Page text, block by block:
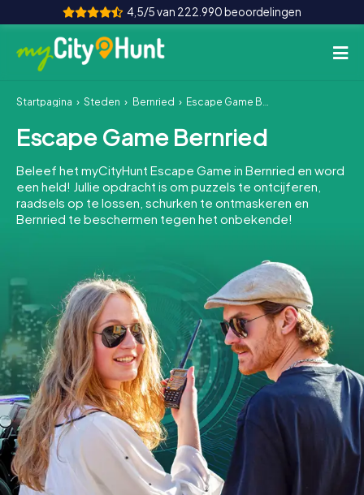
4,5/5 van 222.990 beoordelingen
Hoe het werkt
Steden
Tours
Teamevenement
INT AT CH
DE
ES
FR UK
IE
IT
NL
Boek tickets
Koop cadeaubonnen
Startpagina Steden Bernried Escape Game Bernried
Escape Game Bernried
Beleef het myCityHunt Escape Game in Bernried en word
een held! Jullie opdracht is om puzzels te ontcijferen,
raadsels op te lossen, schurken te ontmaskeren en
Bernried te beschermen tegen het onbekende!